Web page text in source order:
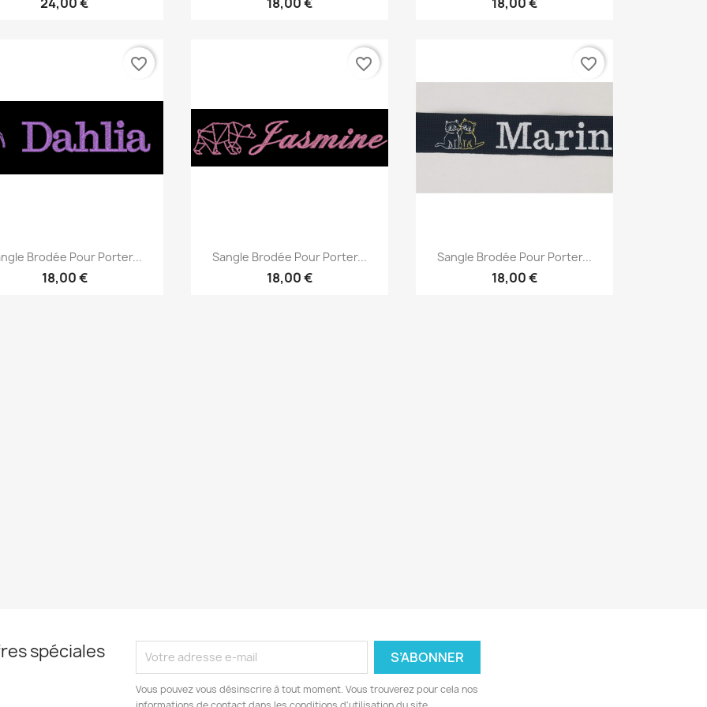
Aperçu rapide
Brodée Pour Porter...
18,00 €
favorite_border
Aperçu rapide
Sangle Brodée Pour Porter...
18,00 €
favorite_border
Aperçu rapide
Sangle Brodée Pour Porter...
18,00 €
favorite_border
spéciales
Vous pouvez vous désinscrire à tout moment. Vous trouverez pour cela nos